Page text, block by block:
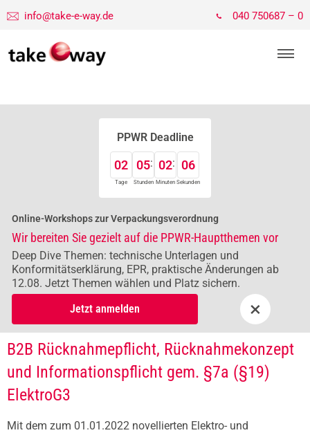
info@take-e-way.de 040 750687 – 0
PPWR Deadline
02
Tage
05
Stunden
02
Minuten
05
Sekunden
Online-Workshops zur Verpackungsverordnung
Wir bereiten Sie gezielt auf die PPWR-Hauptthemen vor
Deep Dive Themen: technische Unterlagen und
Konformitätserklärung, EPR, praktische Änderungen ab
12.08. Jetzt Themen wählen und Platz sichern.
Jetzt anmelden
×
B2B Rücknahmepflicht, Rücknahmekonzept
und Informationspflicht gem. §7a (§19)
ElektroG3
Mit dem zum 01.01.2022 novellierten Elektro- und